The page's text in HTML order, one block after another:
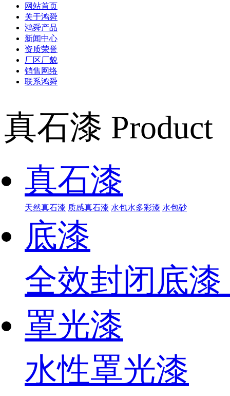
网站首页
关于鸿舜
鸿舜产品
新闻中心
资质荣誉
厂区厂貌
销售网络
联系鸿舜
真石漆 Product
真石漆
天然真石漆 质感真石漆 水包水多彩漆 水包砂
底漆
全效封闭底
罩光漆
水性罩光漆